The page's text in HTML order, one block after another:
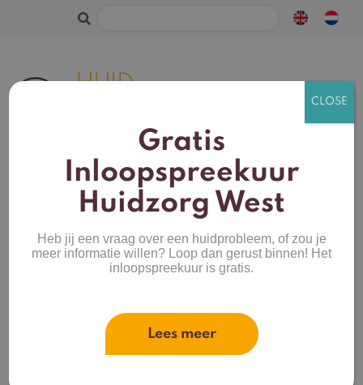
Zoeken
Ga voor een
doeltreffend
Gratis
Inloopspreekuur
Huidzorg West
Heb jij een vraag over een huidprobleem, of zou je
meer informatie willen? Loop dan gerust binnen! Het
inloopspreekuur is gratis.
Lees meer